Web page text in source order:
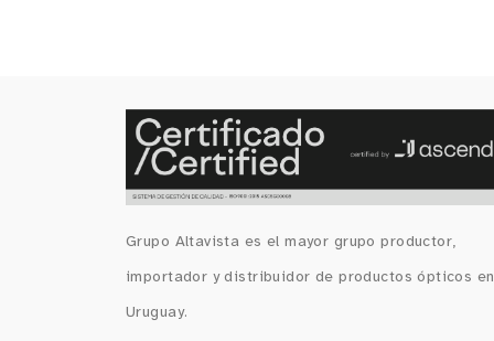
Grupo Altavista es el mayor grupo productor,
importador y distribuidor de productos ópticos en
Uruguay.